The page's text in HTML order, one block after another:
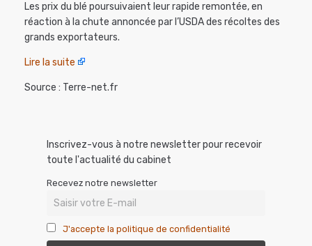
Les prix du blé poursuivaient leur rapide remontée, en
réaction à la chute annoncée par l’USDA des récoltes des
grands exportateurs.
Lire la suite
Source : Terre-net.fr
Inscrivez-vous à notre newsletter pour recevoir
toute l'actualité du cabinet
Recevez notre newsletter
J'accepte la politique de confidentialité